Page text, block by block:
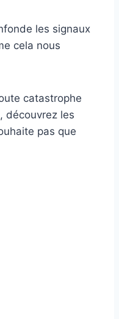
les signaux
cela nous
catastrophe
découvrez les
pas que